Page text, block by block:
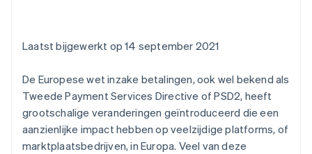
Laatst bijgewerkt op 14 september 2021
De Europese wet inzake betalingen, ook wel bekend als
Tweede Payment Services Directive of PSD2, heeft
grootschalige veranderingen geïntroduceerd die een
aanzienlijke impact hebben op veelzijdige platforms, of
marktplaatsbedrijven, in Europa. Veel van deze